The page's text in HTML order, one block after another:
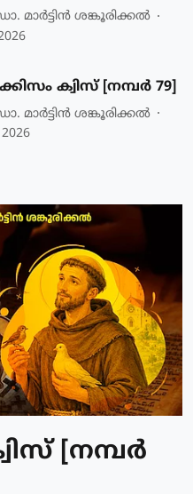
മാര്‍ട്ടിന്‍ ശങ്കൂരിക്കല്‍
ക്വിസ് [നമ്പര്‍ 79]
മാര്‍ട്ടിന്‍ ശങ്കൂരിക്കല്‍
[നമ്പര്‍